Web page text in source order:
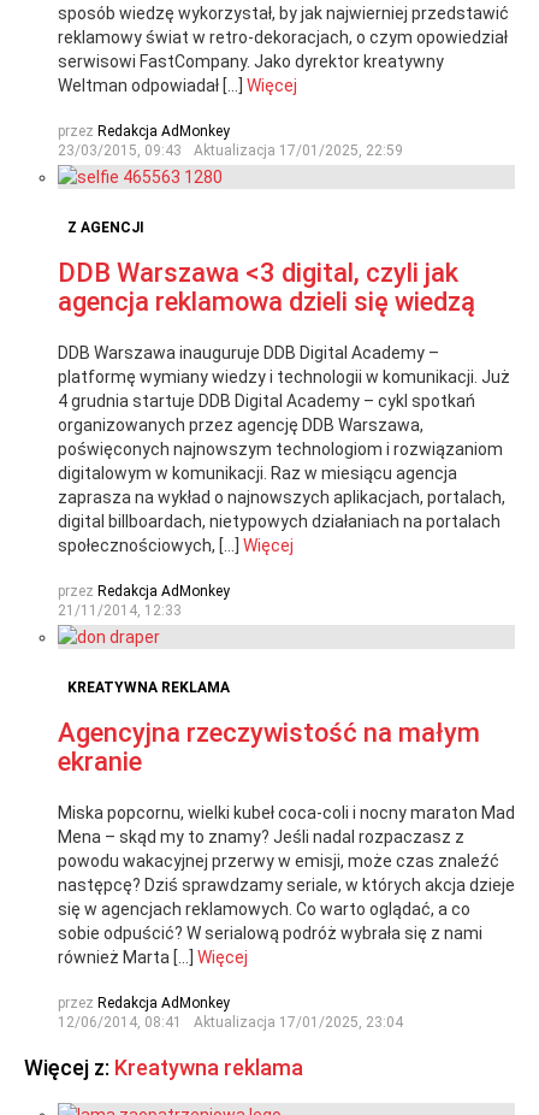
sposób wiedzę wykorzystał, by jak najwierniej przedstawić
reklamowy świat w retro-dekoracjach, o czym opowiedział
serwisowi FastCompany. Jako dyrektor kreatywny
Weltman odpowiadał […] Więcej
przez Redakcja AdMonkey
23/03/2015, 09:43
Aktualizacja 17/01/2025, 22:59
Z AGENCJI
DDB Warszawa <3 digital, czyli jak
agencja reklamowa dzieli się wiedzą
DDB Warszawa inauguruje DDB Digital Academy –
platformę wymiany wiedzy i technologii w komunikacji. Już
4 grudnia startuje DDB Digital Academy – cykl spotkań
organizowanych przez agencję DDB Warszawa,
poświęconych najnowszym technologiom i rozwiązaniom
digitalowym w komunikacji. Raz w miesiącu agencja
zaprasza na wykład o najnowszych aplikacjach, portalach,
digital billboardach, nietypowych działaniach na portalach
społecznościowych, […] Więcej
przez Redakcja AdMonkey
21/11/2014, 12:33
KREATYWNA REKLAMA
Agencyjna rzeczywistość na małym
ekranie
Miska popcornu, wielki kubeł coca-coli i nocny maraton Mad
Mena – skąd my to znamy? Jeśli nadal rozpaczasz z
powodu wakacyjnej przerwy w emisji, może czas znaleźć
następcę? Dziś sprawdzamy seriale, w których akcja dzieje
się w agencjach reklamowych. Co warto oglądać, a co
sobie odpuścić? W serialową podróż wybrała się z nami
również Marta […] Więcej
przez Redakcja AdMonkey
12/06/2014, 08:41
Aktualizacja 17/01/2025, 23:04
Więcej z: Kreatywna reklama